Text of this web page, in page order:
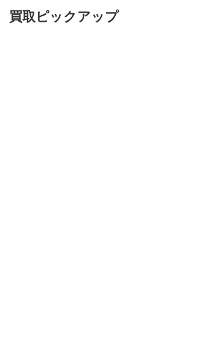
買取ピックアップ